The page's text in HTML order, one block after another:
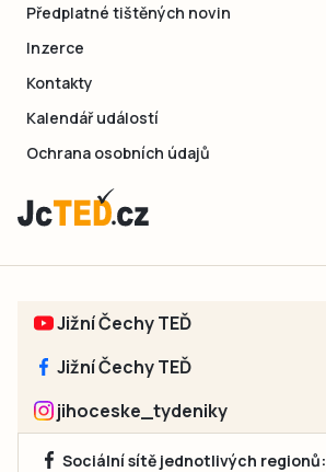
Předplatné tištěných novin
Inzerce
Kontakty
Kalendář událostí
Ochrana osobních údajů
Jižní Čechy TEĎ
Jižní Čechy TEĎ
jihoceske_tydeniky
Sociální sítě jednotlivých regionů: